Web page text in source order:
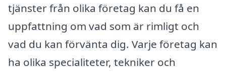
tjänster från olika företag kan du få en
uppfattning om vad som är rimligt och
vad du kan förvänta dig. Varje företag kan
ha olika specialiteter, tekniker och